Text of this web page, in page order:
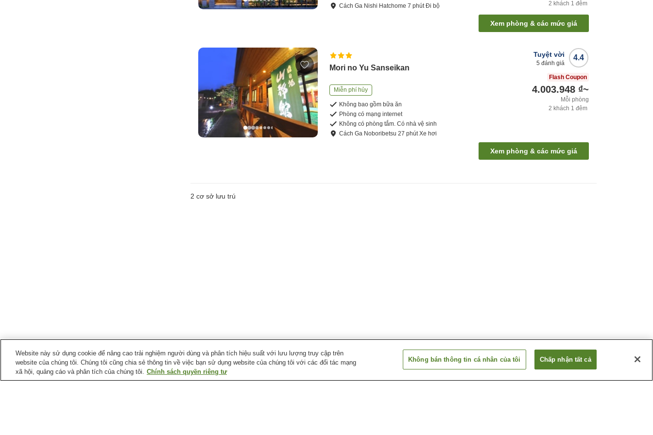
CáchGa Nishi Hatchome7 phútĐi bộ
2 khách 1 đêm
Xem phòng & các mức giá
Mori no Yu Sanseikan
Miễn phí hủy
Không bao gồm bữa ăn
Phòng có mạng internet
Không có phòng tắm. Có nhà vệ sinh
CáchGa Noboribetsu27 phútXe hơi
4.4
Tuyệt vời
5 đánh giá
Flash Coupon
4.003.948 ₫~
Mỗi phòng
2 khách 1 đêm
Xem phòng & các mức giá
2 cơ sở lưu trú
Suối nước nóng tại Tỉnh Hokkaido
Website này sử dụng cookie để nâng cao trải nghiệm người dùng và phân tích hiệu suất với lưu lượng truy cập trên
website của chúng tôi. Chúng tôi cũng chia sẻ thông tin về việc bạn sử dụng website của chúng tôi với các đối tác mạng
xã hội, quảng cáo và phân tích của chúng tôi. Chính sách quyền riêng tư
Không bán thông tin cá nhân của tôi Chấp nhận tất cả